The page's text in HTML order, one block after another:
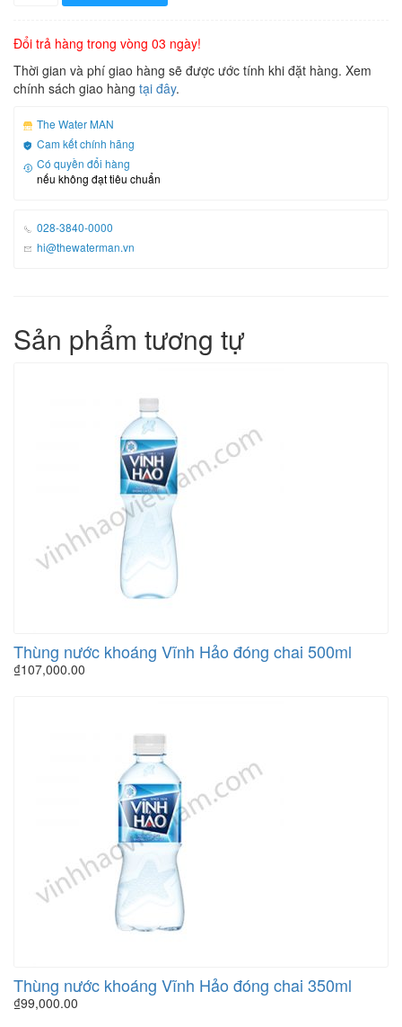
Vivant
500ml
số
Đổi trả hàng trong vòng 03 ngày!
Thời gian và phí giao hàng sẽ được ước tính khi đặt hàng. Xem
chính sách giao hàng tại đây.
The Water MAN
Cam kết chính hãng
Có quyền đổi hàng
nếu không đạt tiêu chuẩn
028-3840-0000
hi@thewaterman.vn
Sản phẩm tương tự
Thùng nước khoáng Vĩnh Hảo đóng chai 500ml
₫107,000.00
Thùng nước khoáng Vĩnh Hảo đóng chai 350ml
₫99,000.00